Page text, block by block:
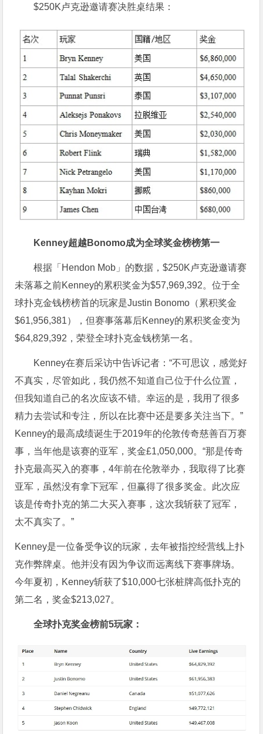
$250K卢克逊邀请赛决胜桌结果：
Kenney超越Bonomo成为全球奖金榜榜第一
根据「Hendon Mob」的数据，$250K卢克逊邀请赛
未落幕之前Kenney的累积奖金为$57,969,392。位于全
球扑克金钱榜榜首的玩家是Justin Bonomo（累积奖金
$61,956,381），但赛事落幕后Kenney的累积奖金变为
$64,829,392，荣登全球扑克金钱榜第一名。
Kenney在赛后采访中告诉记者：“不可思议，感觉好
不真实，尽管如此，我仍然不知道自己位于什么位置，
但我知道自己的名次应该不错。幸运的是，我用了很多
精力去尝试和专注，所以在比赛中还是要多关注当下。”
Kenney的最高成绩诞生于2019年的伦敦传奇慈善百万赛
事，当年他是该赛的亚军，奖金£1,050,000。“那是传奇
扑克最高买入的赛事，4年前在伦敦举办，我取得了比赛
亚军，虽然没有拿下冠军，但赢得了很多奖金。此次应
该是传奇扑克的第二大买入赛事，这次我斩获了冠军，
太不真实了。”
Kenney是一位备受争议的玩家，去年被指控经营线上扑
克作弊牌桌。他并没有因为争议而远离线下赛事牌场。
今年夏初，Kenney斩获了$10,000七张桩牌高低扑克的
第二名，奖金$213,027。
全球扑克奖金榜前5玩家：